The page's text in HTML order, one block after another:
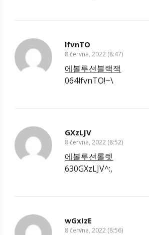
lfvnTO
8 června, 2022 (8:47)
에볼루션블랙잭
064lfvnTO!~\
GXzLJV
8 června, 2022 (8:52)
에볼루션롤렛
630GXzLJV^:,
wGxIzE
8 června, 2022 (8:56)